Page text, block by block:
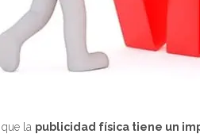
que la publicidad física tiene un